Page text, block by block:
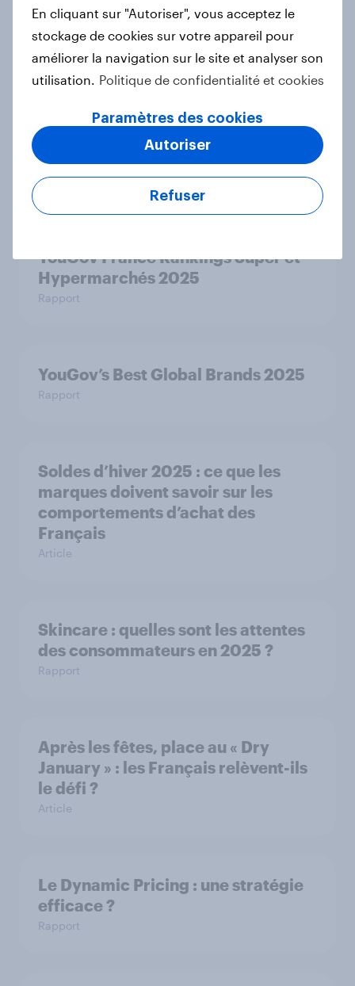
L’addition, s’il vous plaît : France
dining out report 2025​
Rapport
French Days: les Français en mode
promo
Rapport
YouGov France Rankings Super et
Hypermarchés 2025
Rapport
YouGov’s Best Global Brands 2025
Rapport
Soldes d’hiver 2025 : ce que les
marques doivent savoir sur les
comportements d’achat des
Français
Article
Skincare : quelles sont les attentes
des consommateurs en 2025 ?
Rapport
Après les fêtes, place au « Dry
January » : les Français relèvent-ils
le défi ?
Article
Le Dynamic Pricing : une stratégie
efficace ?
Rapport
En cliquant sur "Autoriser", vous acceptez le
stockage de cookies sur votre appareil pour
améliorer la navigation sur le site et analyser son
utilisation. Politique de confidentialité et cookies
Paramètres des cookies
Refuser
Autoriser